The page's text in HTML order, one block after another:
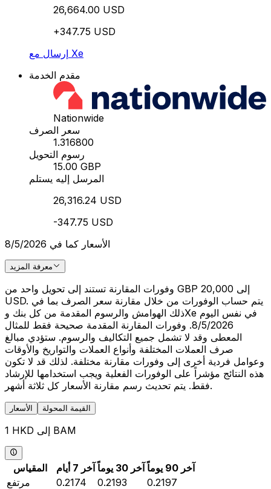
26,664.00 USD
+347.75 USD
إرسال مع Xe
مقدم الخدمة
Nationwide
سعر الصرف
1.316800
رسوم التحويل
15.00 GBP
المرسل إليه يستلم
26,316.24 USD
-347.75 USD
الأسعار كما في 8/5/2026
معرفة المزيد
وفورات المقارنة تستند إلى تحويل واحد من GBP 20,000 إلى
USD. يتم حساب الوفورات من خلال مقارنة سعر الصرف بما في
ذلك الهوامش والرسوم المقدمة من كل بنك وXe في نفس اليوم
8/5/2026. وفورات المقارنة المقدمة صحيحة فقط للمثال
المعطى وقد لا تشمل جميع التكاليف والرسوم. ستؤدي مبالغ
صرف العملات المختلفة وأنواع العملات والتواريخ والأوقات
وعوامل فردية أخرى إلى وفورات مقارنة مختلفة. لذلك قد لا تكون
هذه النتائج مؤشراً على الوفورات الفعلية ويجب استخدامها للإرشاد
فقط. يتم تحديث رسم مقارنة الأسعار كل ثلاثة أشهر.
الأسعار القيمة المحولة
1 HKD إلى BAM
المقياس آخر 7 أيام آخر 30 يوماً
آخر 90 يوماً
مرتفع
0.2174 0.2193
0.2197